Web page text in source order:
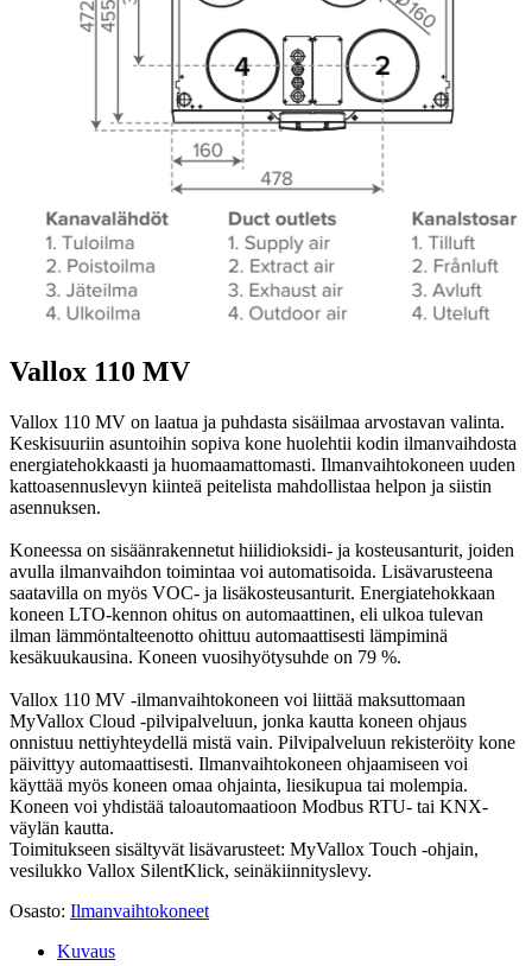
Vallox 110 MV
Vallox 110 MV on laatua ja puhdasta sisäilmaa arvostavan valinta.
Keskisuuriin asuntoihin sopiva kone huolehtii kodin ilmanvaihdosta
energiatehokkaasti ja huomaamattomasti. Ilmanvaihtokoneen uuden
kattoasennuslevyn kiinteä peitelista mahdollistaa helpon ja siistin
asennuksen.
Koneessa on sisäänrakennetut hiilidioksidi- ja kosteusanturit, joiden
avulla ilmanvaihdon toimintaa voi automatisoida. Lisävarusteena
saatavilla on myös VOC- ja lisäkosteusanturit. Energiatehokkaan
koneen LTO-kennon ohitus on automaattinen, eli ulkoa tulevan
ilman lämmöntalteenotto ohittuu automaattisesti lämpiminä
kesäkuukausina. Koneen vuosihyötysuhde on 79 %.
Vallox 110 MV -ilmanvaihtokoneen voi liittää maksuttomaan
MyVallox Cloud -pilvipalveluun, jonka kautta koneen ohjaus
onnistuu nettiyhteydellä mistä vain. Pilvipalveluun rekisteröity kone
päivittyy automaattisesti. Ilmanvaihtokoneen ohjaamiseen voi
käyttää myös koneen omaa ohjainta, liesikupua tai molempia.
Koneen voi yhdistää taloautomaatioon Modbus RTU- tai KNX-
väylän kautta.
Toimitukseen sisältyvät lisävarusteet: MyVallox Touch -ohjain,
vesilukko Vallox SilentKlick, seinäkiinnityslevy.
Osasto: Ilmanvaihtokoneet
Kuvaus